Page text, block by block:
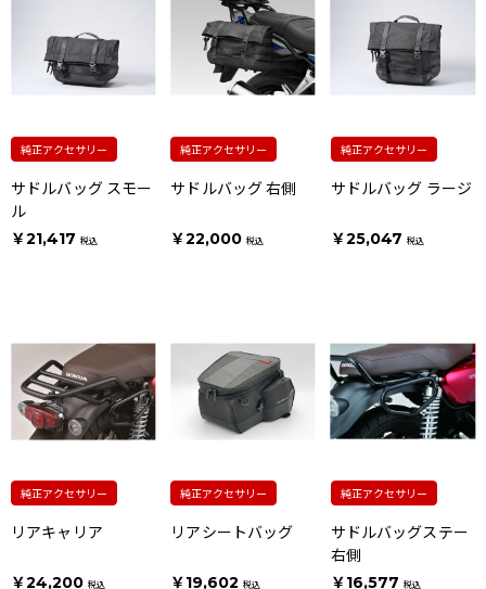
純正アクセサリー
サドルバッグ スモー
ル
￥21,417 税込
純正アクセサリー
サドルバッグ 右側
￥22,000 税込
純正アクセサリー
サドルバッグ ラージ
￥25,047 税込
純正アクセサリー
リアキャリア
￥24,200 税込
純正アクセサリー
リアシートバッグ
￥19,602 税込
純正アクセサリー
サドルバッグステー
右側
￥16,577 税込